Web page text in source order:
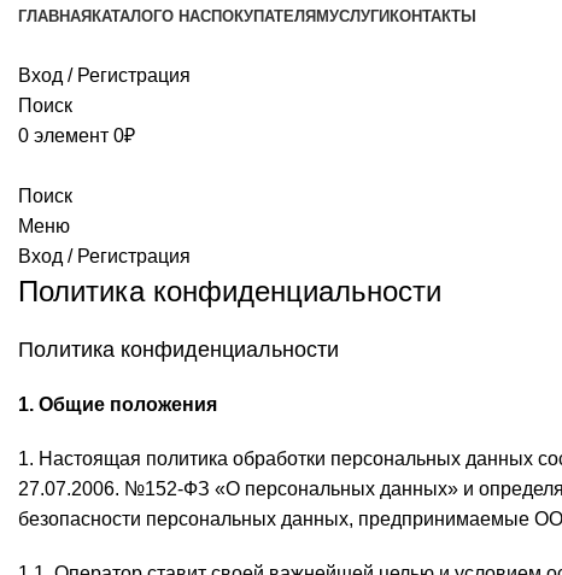
ГЛАВНАЯ КАТАЛОГО НАСПОКУПАТЕЛЯМУСЛУГИ КОНТАКТЫ
Вход / Регистрация
Поиск
0 элемент 0₽
Поиск
Меню
Вход / Регистрация
Политика конфиденциальности
Политика конфиденциальности
1. Общие положения
1. Настоящая политика обработки персональных данных
27.07.2006. №152-ФЗ «О персональных данных» и
безопасности персональных данных, предпринимаемые